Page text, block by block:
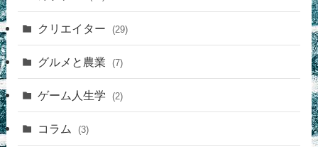
クリエイター (29)
グルメと農業 (7)
ゲーム人生学 (2)
コラム (3)